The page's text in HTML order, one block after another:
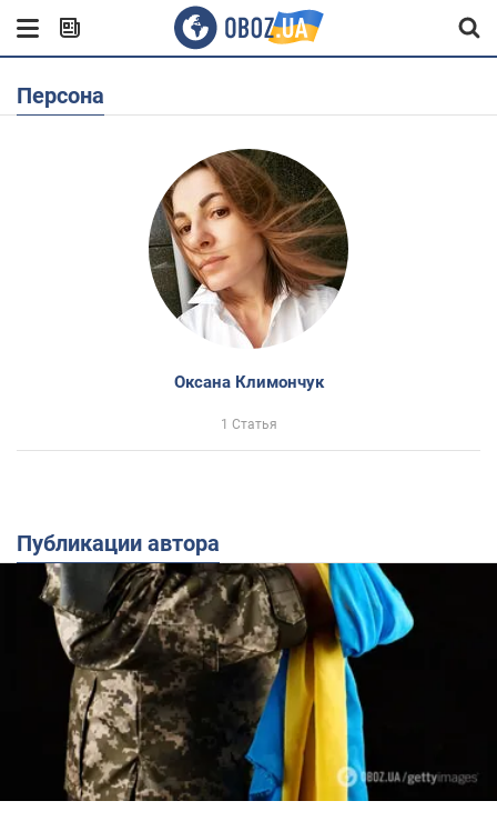
Персона
Оксана Климончук
1 Статья
Публикации автора